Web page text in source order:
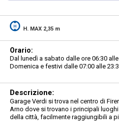
H. MAX 2,35 m
Orario:
Dal lunedì a sabato dalle ore 06:30 alle
Domenica e festivi dalle 07:00 alle
Descrizione:
Garage Verdi si trova nel centro di
Arno dove si trovano i principali
della città, facilmente raggiungibili a